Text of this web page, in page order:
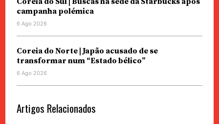
campanha polémica
6 Ago 2026
Coreia do Norte | Japão acusado de se
transformar num “Estado bélico”
6 Ago 2026
Artigos Relacionados